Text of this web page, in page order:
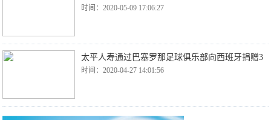
时间：2020-05-09 17:06:27
太平人寿通过巴塞罗那足球俱乐部向西班牙捐赠3
时间：2020-04-27 14:01:56